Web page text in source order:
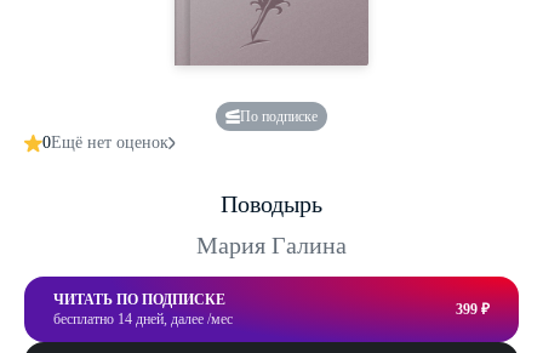
По подписке
0Ещё нет оценок
Поводырь
Мария Галина
ЧИТАТЬ ПО ПОДПИСКЕ
бесплатно 14 дней, далее /мес
399 ₽